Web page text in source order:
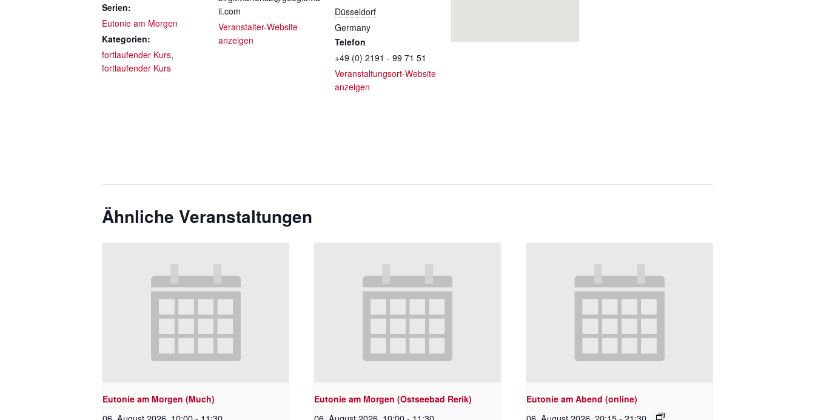
Serien:
Eutonie am Morgen
Kategorien:
fortlaufender Kurs,
fortlaufender Kurs
il.com
Veranstalter-Website
anzeigen
Düsseldorf
Germany
Telefon
+49 (0) 2191 - 99 71 51
Veranstaltungsort-Website
anzeigen
Ähnliche Veranstaltungen
Eutonie am Morgen (Much) Eutonie am Morgen (Ostseebad Rerik) Eutonie am Abend (online)